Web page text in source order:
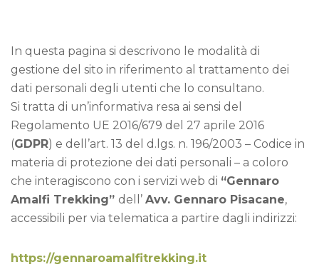
In questa pagina si descrivono le modalità di
gestione del sito in riferimento al trattamento dei
dati personali degli utenti che lo consultano.
Si tratta di un’informativa resa ai sensi del
Regolamento UE 2016/679 del 27 aprile 2016
(GDPR) e dell’art. 13 del d.lgs. n. 196/2003 – Codice in
materia di protezione dei dati personali – a coloro
che interagiscono con i servizi web di “Gennaro
Amalfi Trekking” dell’ Avv. Gennaro Pisacane,
accessibili per via telematica a partire dagli indirizzi:
https://gennaroamalfitrekking.it